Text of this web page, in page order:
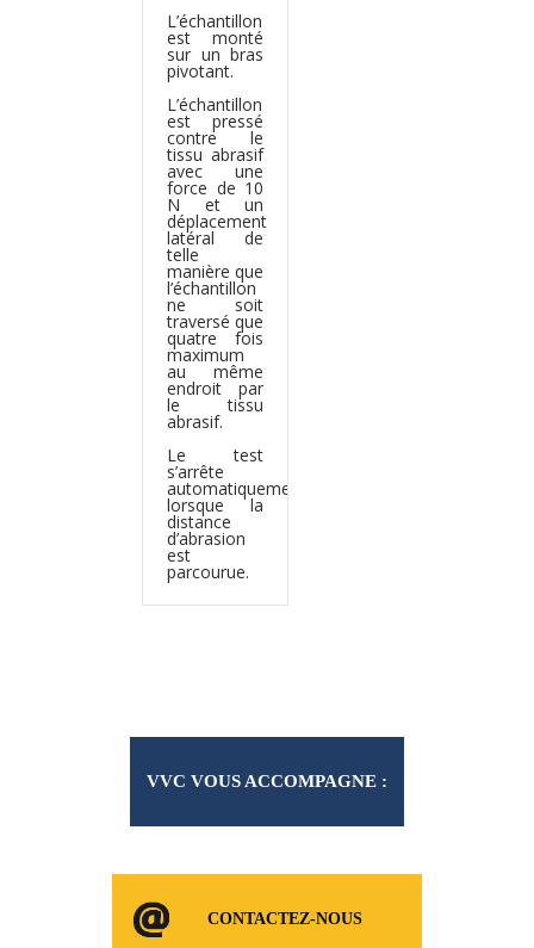
L’échantillon
est monté
sur un bras
pivotant.
L’échantillon
est pressé
contre le
tissu abrasif
avec une
force de 10
N et un
déplacement
latéral de
telle
manière que
l’échantillon
ne soit
traversé que
quatre fois
maximum
au même
endroit par
le tissu
abrasif.
Le test
s’arrête
automatiquement
lorsque la
distance
d’abrasion
est
parcourue.
VVC VOUS ACCOMPAGNE :
CONSOMMABLES ET
CONTACTEZ-NOUS